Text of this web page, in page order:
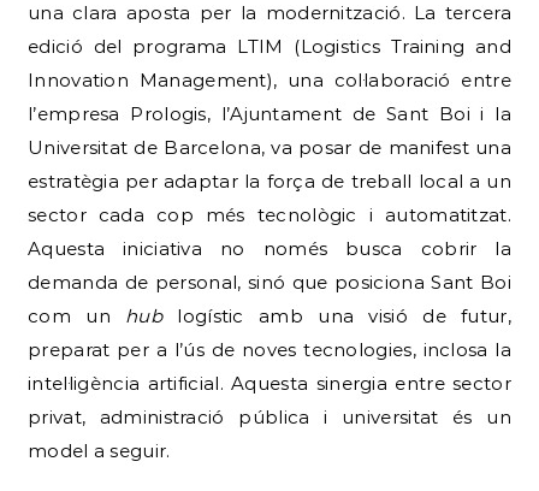
una clara aposta per la modernització. La tercera
edició del programa LTIM (Logistics Training and
Innovation Management), una col·laboració entre
l’empresa Prologis, l’Ajuntament de Sant Boi i la
Universitat de Barcelona, va posar de manifest una
estratègia per adaptar la força de treball local a un
sector cada cop més tecnològic i automatitzat.
Aquesta iniciativa no només busca cobrir la
demanda de personal, sinó que posiciona Sant Boi
com un hublogístic amb una visió de futur,
preparat per a l’ús de noves tecnologies, inclosa la
intel·ligència artificial. Aquesta sinergia entre sector
privat, administració pública i universitat és un
model a seguir.